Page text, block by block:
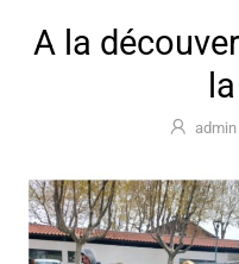
A la
admin